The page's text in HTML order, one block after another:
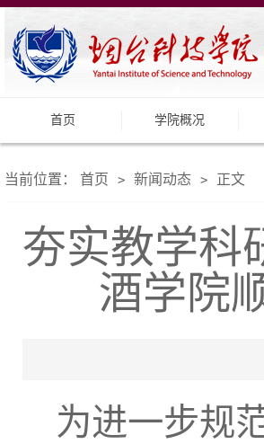
首页 学院概况
当前位置： 首页 > 新闻动态 > 正文
夯实教学
酒学院
为进一步规